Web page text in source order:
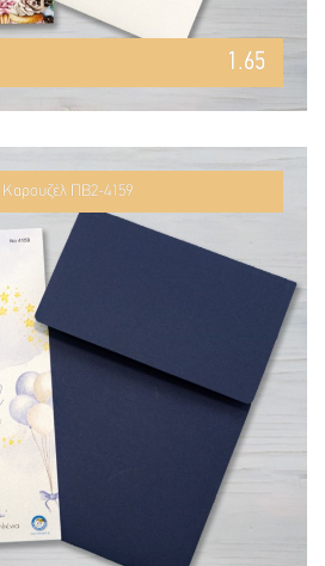
1.65
Καρουζέλ ΠΒ2-4159